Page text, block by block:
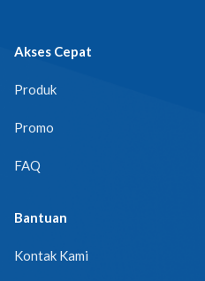
Akses Cepat
Produk
Promo
FAQ
Bantuan
Kontak Kami